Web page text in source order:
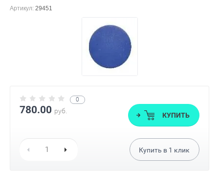
Артикул: 29451
0
780.00 руб.
КУПИТЬ
Купить в 1 клик